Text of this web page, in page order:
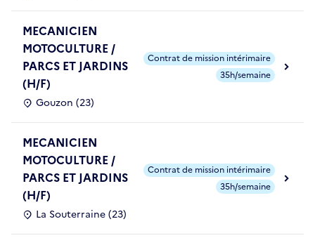
MECANICIEN
MOTOCULTURE /
PARCS ET JARDINS
(H/F)
Gouzon (23)
Contrat de mission intérimaire
35h/semaine
MECANICIEN
MOTOCULTURE /
PARCS ET JARDINS
(H/F)
La Souterraine (23)
Contrat de mission intérimaire
35h/semaine